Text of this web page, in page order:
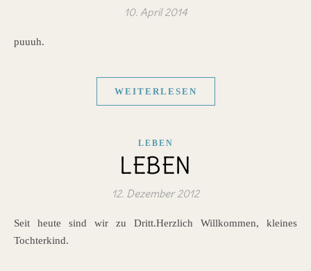
10. April 2014
puuuh.
WEITERLESEN
LEBEN
LEBEN
12. Dezember 2012
Seit heute sind wir zu Dritt.Herzlich Willkommen, kleines
Tochterkind.